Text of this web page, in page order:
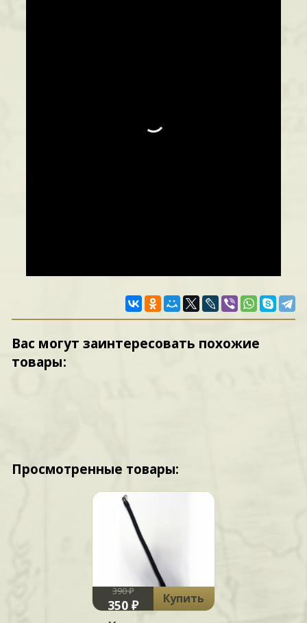
Вас могут заинтересовать похожие
товары:
Просмотренные товары:
390 ₽
350 ₽
Купить